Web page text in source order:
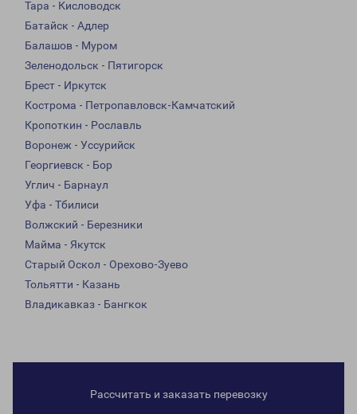
Тара - Кисловодск
Батайск - Адлер
Балашов - Муром
Зеленодольск - Пятигорск
Брест - Иркутск
Кострома - Петропавловск-Камчатский
Кропоткин - Рославль
Воронеж - Уссурийск
Георгиевск - Бор
Углич - Барнаул
Уфа - Тбилиси
Волжский - Березники
Майма - Якутск
Старый Оскол - Орехово-Зуево
Тольятти - Казань
Владикавказ - Бангкок
Рассчитать и заказать перевозку